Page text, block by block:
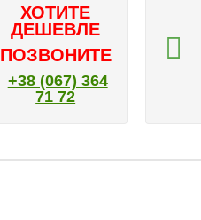
ХОТИТЕ
ДЕШЕВЛЕ
ПОЗВОНИТЕ
+38 (067) 364
71 72